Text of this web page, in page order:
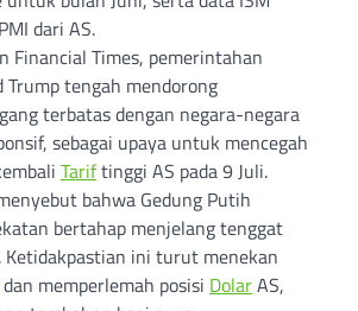
dari AS.
Financial Times, pemerintahan
Trump tengah mendorong
terbatas dengan negara-negara
sebagai upaya untuk mencegah
Tariftinggi AS pada 9 Juli.
bahwa Gedung Putih
bertahap menjelang tenggat
ini turut menekan
dan memperlemah posisi DolarAS,